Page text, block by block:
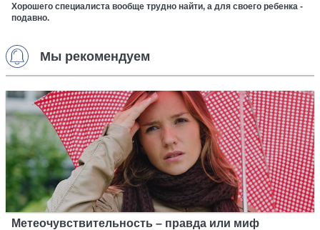
Хорошего специалиста вообще трудно найти, а для своего ребенка -
подавно.
Мы рекомендуем
Метеочувствительность – правда или миф